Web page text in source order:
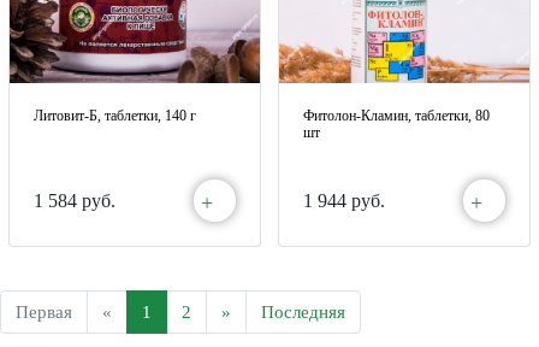
Литовит-Б, таблетки, 140 г
1 584 руб. +
Фитолон-Кламин, таблетки, 80
шт
1 944 руб. +
Первая « 1 2 » Последняя